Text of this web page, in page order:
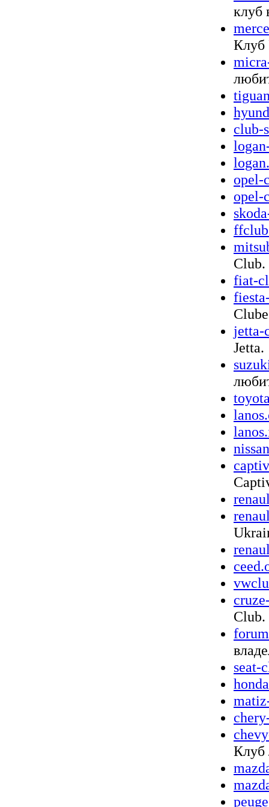
клуб
Клуб
club-
opel-
opel-
Club.
fiat-
jetta-
Jetta.
Club.
seat-
Клуб